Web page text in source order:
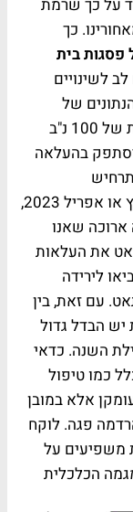
מה שמלמד על כך שרמת
כך
פסגות בית
לשינויים
של
השבוע האחרון, ההסתברות להעלאת ריבית של 100 נ"ב
יסתפק בהעלאה
תרחיש
לפיו תהליך הפחתות הריבית יחל כבר במרץ או אפריל 2023,
שאנו
את העלאות
יביאו לירידה
עם זאת, בין
יש הבדל גדול
השנה. כדאי
כמו טיפול
אלא במובן
פגה. לוקח
משפיעים על
הכלכלית